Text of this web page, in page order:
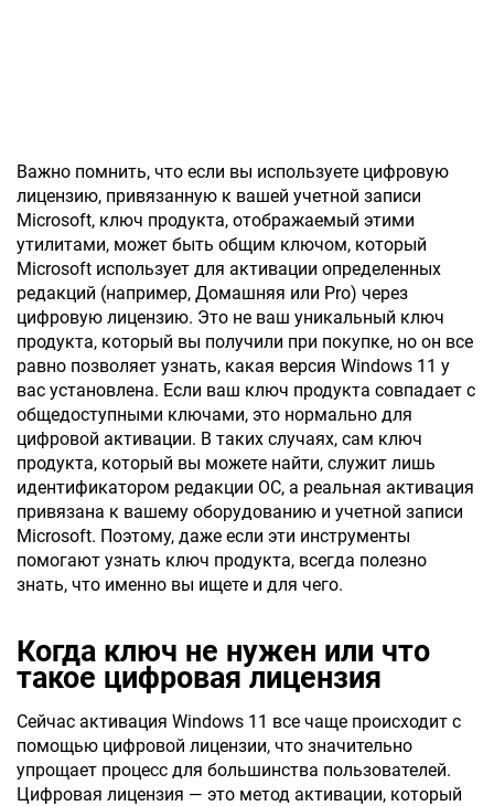
Важно помнить, что если вы используете цифровую
лицензию, привязанную к вашей учетной записи
Microsoft, ключ продукта, отображаемый этими
утилитами, может быть общим ключом, который
Microsoft использует для активации определенных
редакций (например, Домашняя или Pro) через
цифровую лицензию. Это не ваш уникальный ключ
продукта, который вы получили при покупке, но он все
равно позволяет узнать, какая версия Windows 11 у
вас установлена. Если ваш ключ продукта совпадает с
общедоступными ключами, это нормально для
цифровой активации. В таких случаях, сам ключ
продукта, который вы можете найти, служит лишь
идентификатором редакции ОС, а реальная активация
привязана к вашему оборудованию и учетной записи
Microsoft. Поэтому, даже если эти инструменты
помогают узнать ключ продукта, всегда полезно
знать, что именно вы ищете и для чего.
Когда ключ не нужен или что
такое цифровая лицензия
Сейчас активация Windows 11 все чаще происходит с
помощью цифровой лицензии, что значительно
упрощает процесс для большинства пользователей.
Цифровая лицензия — это метод активации, который